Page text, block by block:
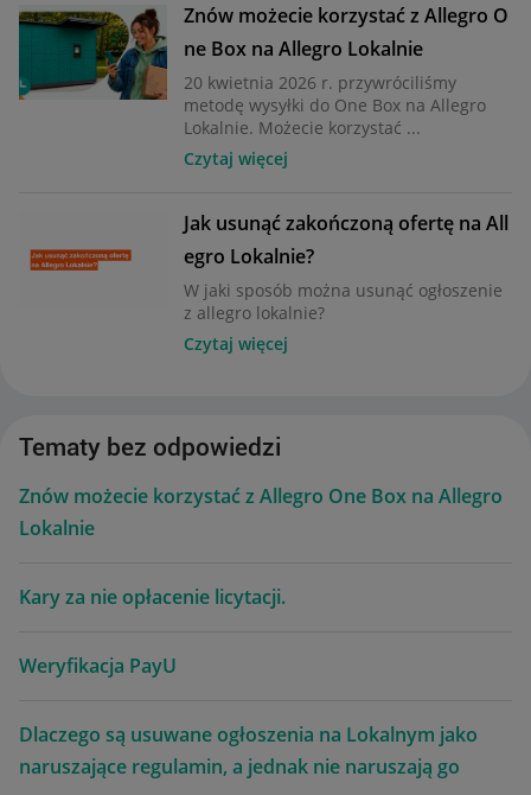
Znów możecie korzystać z Allegro O
ne Box na Allegro Lokalnie
20 kwietnia 2026 r. przywróciliśmy
metodę wysyłki do One Box na Allegro
Lokalnie. Możecie korzystać ...
Czytaj więcej
Jak usunąć zakończoną ofertę na All
egro Lokalnie?
W jaki sposób można usunąć ogłoszenie
z allegro lokalnie?
Czytaj więcej
Tematy bez odpowiedzi
Znów możecie korzystać z Allegro One Box na Allegro
Lokalnie
Kary za nie opłacenie licytacji.
Weryfikacja PayU
Dlaczego są usuwane ogłoszenia na Lokalnym jako
naruszające regulamin, a jednak nie naruszają go